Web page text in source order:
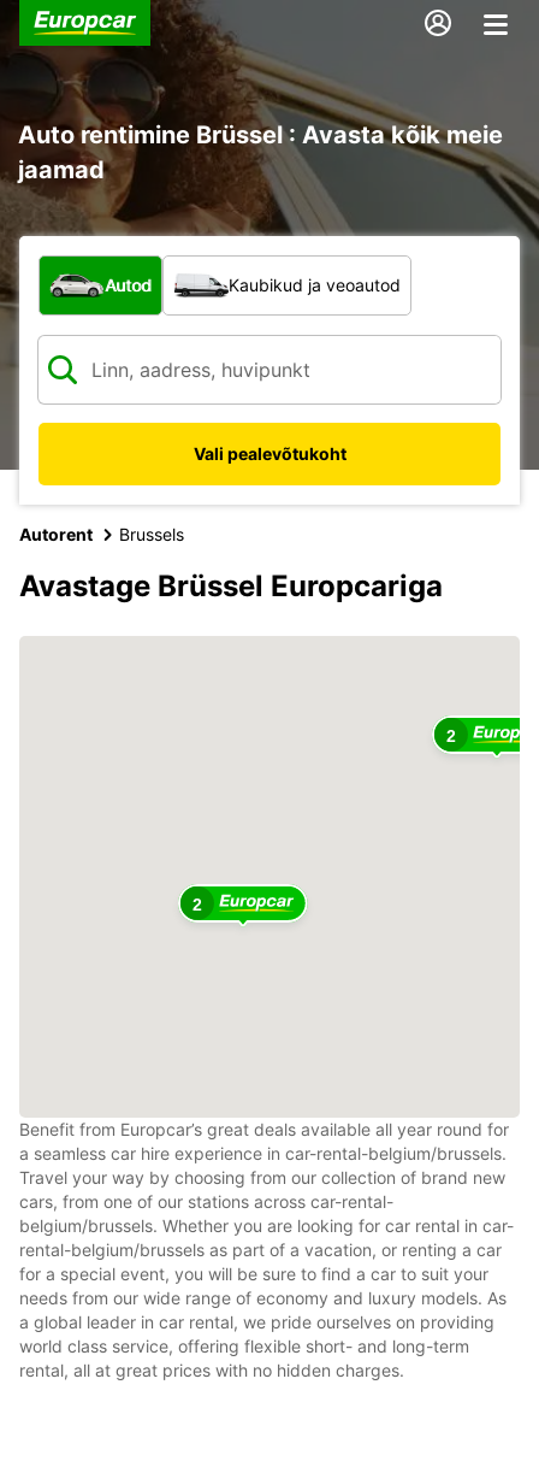
Auto rentimine Brüssel : Avasta kõik meie
jaamad
Mis tüüpi sõiduk?
Autod Kaubikud ja veoautod
Vali pealevõtukoht
Autorent Brussels
Avastage Brüssel Europcariga
2
2
Benefit from Europcar’s great deals available all year round for
a seamless car hire experience in car-rental-belgium/brussels.
Travel your way by choosing from our collection of brand new
cars, from one of our stations across car-rental-
belgium/brussels. Whether you are looking for car rental in car-
rental-belgium/brussels as part of a vacation, or renting a car
for a special event, you will be sure to find a car to suit your
needs from our wide range of economy and luxury models. As
a global leader in car rental, we pride ourselves on providing
world class service, offering flexible short- and long-term
rental, all at great prices with no hidden charges.